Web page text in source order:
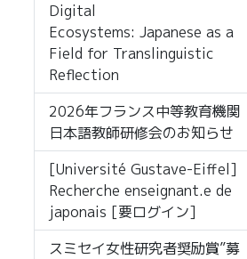
Digital
Ecosystems: Japanese as a
Field for Translinguistic
Reflection
2026年フランス中等教育機関
日本語教師研修会のお知らせ
[Université Gustave-Eiffel]
Recherche enseignant.e de
japonais [要ログイン]
スミセイ女性研究者奨励賞”募